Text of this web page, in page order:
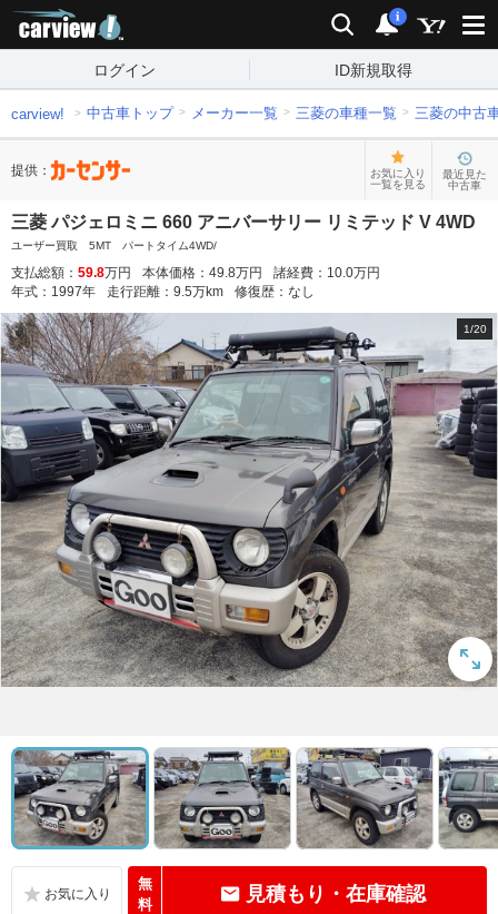
検索 通知
i
ログイン ID新規取得
carview! 中古車トップ メーカー一覧 三菱の車種一覧 三菱の中古
提供：
お気に入り
一覧を見る
最近見た
中古車
三菱 パジェロミニ 660 アニバーサリー リミテッド V 4WD
ユーザー買取 5MT パートタイム4WD/
支払総額： 59.8万円 本体価格： 49.8万円 諸経費： 10.0万円
年式： 1997年 走行距離： 9.5万km 修復歴： なし
1/20
無
料
見積もり・在庫確認